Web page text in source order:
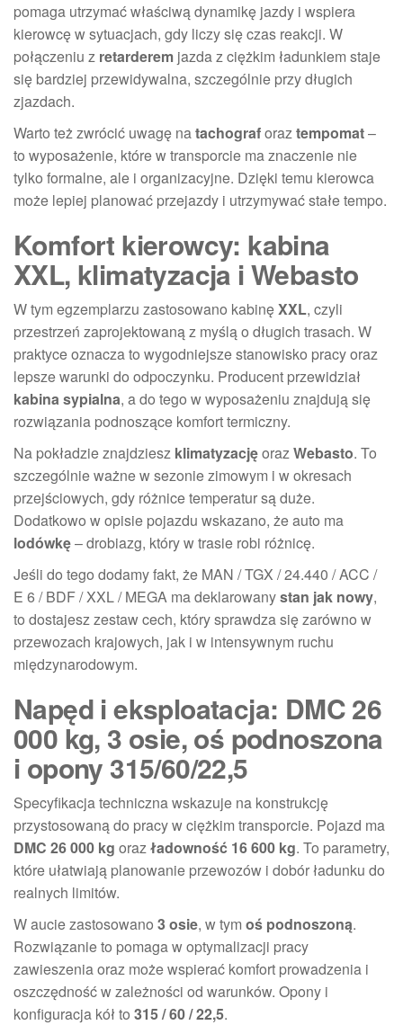
pomaga utrzymać właściwą dynamikę jazdy i wspiera
kierowcę w sytuacjach, gdy liczy się czas reakcji. W
połączeniu z retarderem jazda z ciężkim ładunkiem staje
się bardziej przewidywalna, szczególnie przy długich
zjazdach.
Warto też zwrócić uwagę natachograforaztempomat–
to wyposażenie, które w transporcie ma znaczenie nie
tylko formalne, ale i organizacyjne. Dzięki temu kierowca
może lepiej planować przejazdy i utrzymywać stałe tempo.
Komfort kierowcy: kabina
XXL, klimatyzacja i Webasto
W tym egzemplarzu zastosowano kabinęXXL, czyli
przestrzeń zaprojektowaną z myślą o długich trasach. W
praktyce oznacza to wygodniejsze stanowisko pracy oraz
lepsze warunki do odpoczynku. Producent przewidział
kabina sypialna, a do tego w wyposażeniu znajdują się
rozwiązania podnoszące komfort termiczny.
Na pokładzie znajdziesz klimatyzacjęorazWebasto. To
szczególnie ważne w sezonie zimowym i w okresach
przejściowych, gdy różnice temperatur są duże.
Dodatkowo w opisie pojazdu wskazano, że auto ma
lodówkę– drobiazg, który w trasie robi różnicę.
Jeśli do tego dodamy fakt, że MAN / TGX / 24.440 / ACC /
E 6 / BDF / XXL / MEGA ma deklarowanystan jak nowy,
to dostajesz zestaw cech, który sprawdza się zarówno w
przewozach krajowych, jak i w intensywnym ruchu
międzynarodowym.
Napęd i eksploatacja: DMC 26
000 kg, 3 osie, oś podnoszona
i opony 315/60/22,5
Specyfikacja techniczna wskazuje na konstrukcję
przystosowaną do pracy w ciężkim transporcie. Pojazd ma
DMC 26 000 kg orazładowność 16 600 kg. To parametry,
które ułatwiają planowanie przewozów i dobór ładunku do
realnych limitów.
W aucie zastosowano 3 osie, w tym oś podnoszoną.
Rozwiązanie to pomaga w optymalizacji pracy
zawieszenia oraz może wspierać komfort prowadzenia i
oszczędność w zależności od warunków. Opony i
konfiguracja kół to 315 / 60 / 22,5.